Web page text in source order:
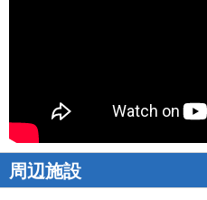
周辺施設